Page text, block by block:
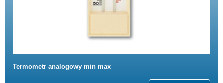
Termometr analogowy min max